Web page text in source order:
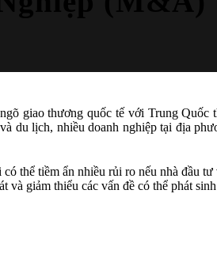
giao thương quốc tế với Trung Quốc
lịch, nhiều doanh nghiệp tại địa
thể tiềm ẩn nhiều rủi ro nếu nhà đầu
giảm thiểu các vấn đề có thể phát